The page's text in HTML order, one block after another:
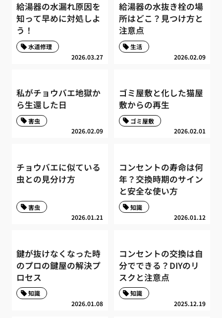
給湯器の水漏れ原因を
知って早めに対処しよ
う！
2026.03.27
水道修理
給湯器の水抜き栓の場
所はどこ？見つけ方と
注意点
2026.02.09
生活
私がチョウバエ地獄か
ら生還した日
2026.02.09
害虫
ゴミ屋敷と化した猫屋
敷からの再生
2026.02.01
ゴミ屋敷
チョウバエに似ている
虫との見分け方
2026.01.21
害虫
コンセントの寿命は何
年？交換時期のサイン
と安全な使い方
2026.01.12
知識
鍵が抜けなくなった時
のプロの鍵屋の解決プ
ロセス
2026.01.08
知識
コンセントの交換は自
分でできる？DIYのリ
スクと注意点
2025.12.19
知識